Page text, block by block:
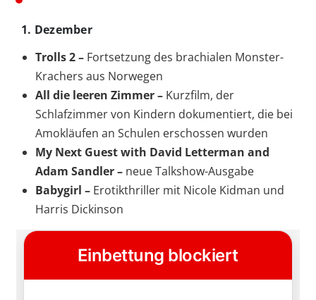
1. Dezember
Trolls 2 – Fortsetzung des brachialen Monster-
Krachers aus Norwegen
All die leeren Zimmer – Kurzfilm, der
Schlafzimmer von Kindern dokumentiert, die bei
Amokläufen an Schulen erschossen wurden
My Next Guest with David Letterman and
Adam Sandler – neue Talkshow-Ausgabe
Babygirl – Erotikthriller mit Nicole Kidman und
Harris Dickinson